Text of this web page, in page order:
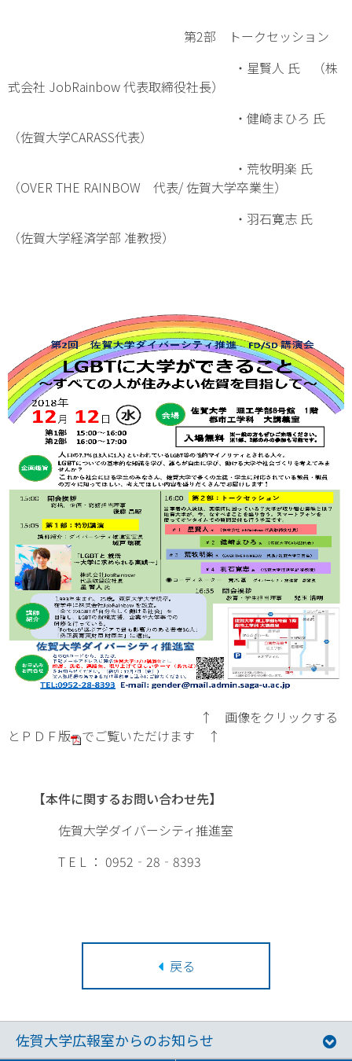
第2部 トークセッション
・星賢人 氏 （株
式会社 JobRainbow 代表取締役社長）
・健崎まひろ 氏
（佐賀大学CARASS代表）
・荒牧明楽 氏
（OVER THE RAINBOW 代表/ 佐賀大学卒業生）
・羽石寛志 氏
（佐賀大学経済学部 准教授）
↑ 画像をクリックする
とＰＤＦ版
でご覧いただけます ↑
【本件に関するお問い合わせ先】
佐賀大学ダイバーシティ推進室
T E L ： 0952‐28‐8393
戻る
佐賀大学広報室からのお知らせ